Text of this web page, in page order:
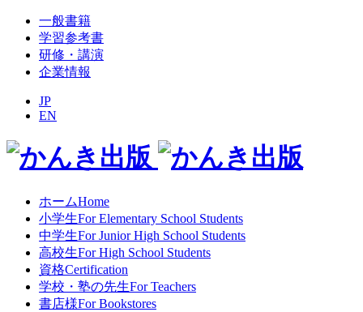
一般書籍
学習参考書
研修・講演
企業情報
JP
EN
ホームHome
小学生For Elementary School Students
中学生For Junior High School Students
高校生For High School Students
資格Certification
学校・塾の先生For Teachers
書店様For Bookstores